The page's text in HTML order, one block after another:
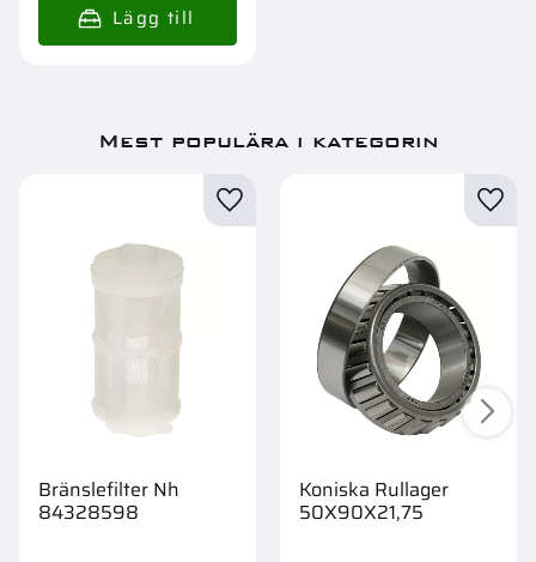
Mest populära i kategorin
Bränslefilter Nh
84328598
Koniska Rullager
50X90X21,75